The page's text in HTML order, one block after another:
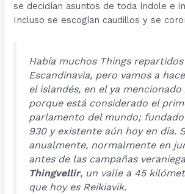
se decidían asuntos de toda índole e
Incluso se escogían caudillos y se
Había muchos Thingsrepartidos
Escandinavia, pero vamos a
el islandés, en el ya mencionado
porque está considerado el
parlamento del mundo;
930 y existente aún hoy en día.
anualmente, normalmente en
antes de las campañas
Thingvellir, un valle a 45
que hoy es Reikiavik.